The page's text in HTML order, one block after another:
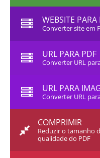
WEBSITE PARA
Converter site em
URL PARA PDF
Converter URL
URL PARA
Converter URL
COMPRIMIR
Reduzir o tamanho
qualidade do PDF